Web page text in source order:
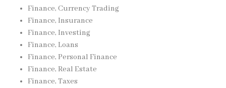
Finance, Currency Trading
Finance, Insurance
Finance, Investing
Finance, Loans
Finance, Personal Finance
Finance, Real Estate
Finance, Taxes